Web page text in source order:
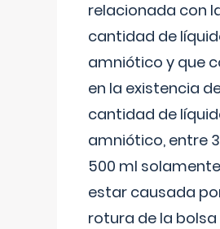
relacionada con
cantidad de
amniótico y que
en la existencia
cantidad de
amniótico, entre
500 ml
estar causada
rotura de la bolsa